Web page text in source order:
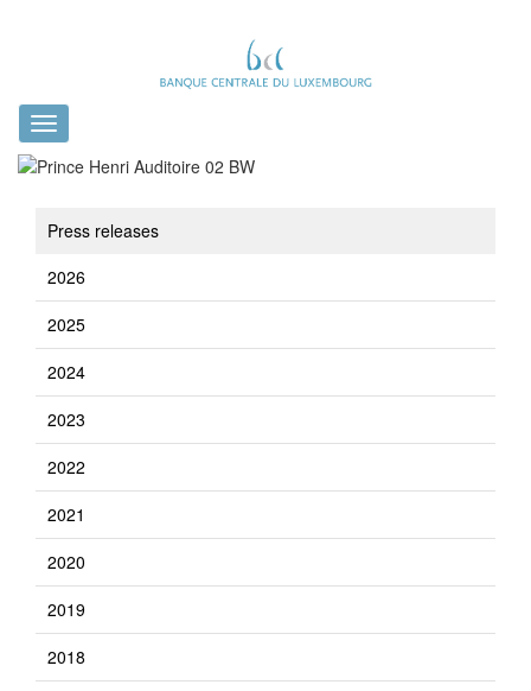
Toggle
navigation
Press releases
2026
2025
2024
2023
2022
2021
2020
2019
2018